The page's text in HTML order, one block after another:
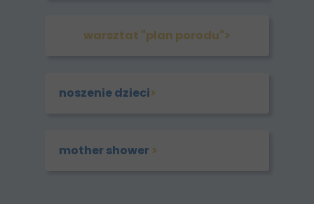
warsztat "plan porodu">
noszenie dzieci>
mother shower >